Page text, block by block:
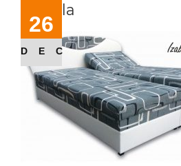
26
DEC
Izabela